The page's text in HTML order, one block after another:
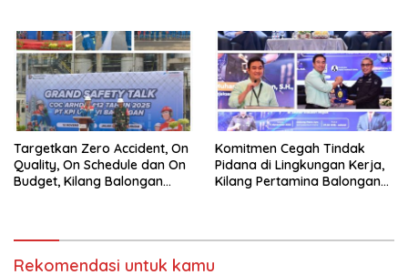
Yayasan Pendidikan
Sukaurip-Sukareja
Targetkan Zero Accident, On
Quality, On Schedule dan On
Budget, Kilang Balongan
Komitmen Cegah Tindak
Pidana di Lingkungan Kerja,
Kilang Pertamina Balongan
Rekomendasi untuk kamu